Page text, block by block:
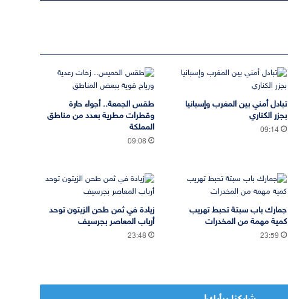
تبادل أمني بين المغرب وإسبانيا
بجزر الكناري
09:14
طقس الجمعة.. أجواء حارة
وقطرات مطرية بعدد من مناطق
المملكة
09:08
جمارك باب سبتة تحبط تهريب
كمية مهمة من المخدرات
23:59
زيادة في ثمن طحن الزيتون توحد
أرباب المعاصر بجرسيف
23:48